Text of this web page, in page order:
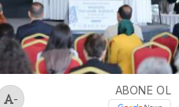
-
ABONE OL